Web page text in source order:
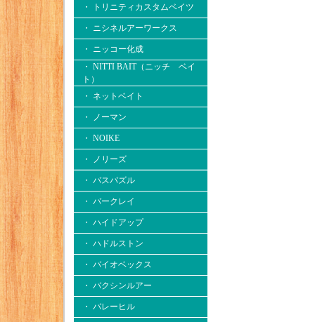
・ トリニティカスタムベイツ
・ ニシネルアーワークス
・ ニッコー化成
・ NITTI BAIT（ニッチ ベイ
ト）
・ ネットベイト
・ ノーマン
・ NOIKE
・ ノリーズ
・ バスパズル
・ バークレイ
・ ハイドアップ
・ ハドルストン
・ バイオベックス
・ バクシンルアー
・ バレーヒル